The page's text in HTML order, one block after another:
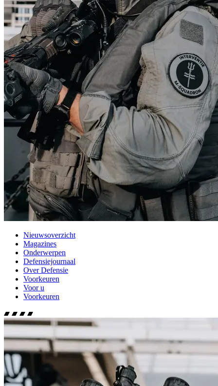
Nieuwsoverzicht
Magazines
Onderwerpen
Defensiejournaal
Over Defensie
Voorkeuren
Voor u
Voorkeuren